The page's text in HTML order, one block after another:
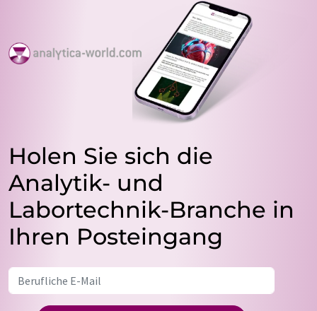
Holen Sie sich die
Analytik- und
Labortechnik-Branche in
Ihren Posteingang